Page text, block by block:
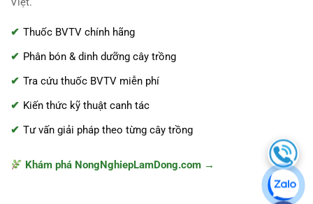
Thuốc BVTV chính hãng
Phân bón & dinh dưỡng cây trồng
Tra cứu thuốc BVTV miễn phí
Kiến thức kỹ thuật canh tác
Tư vấn giải pháp theo từng cây trồng
Khám phá NongNghiepLamDong.com →